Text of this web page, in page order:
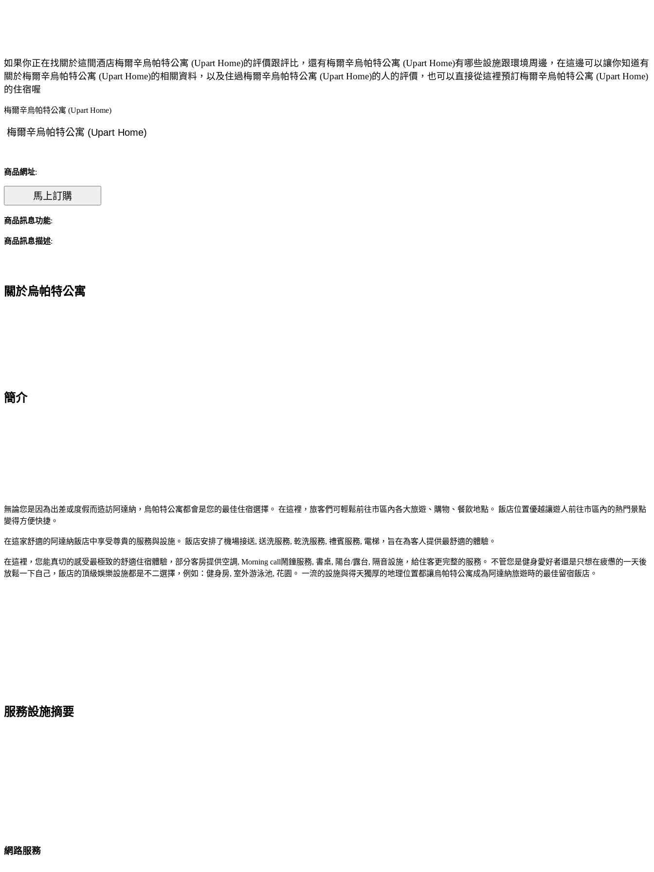
如果你正在找關於這間酒店梅爾辛烏帕特公寓 (Upart Home)的評價跟評比，還有梅爾辛烏帕特公寓 (Upart Home)有哪些設施跟環境周邊，在這邊可以讓你知道有
關於梅爾辛烏帕特公寓 (Upart Home)的相關資料，以及住過梅爾辛烏帕特公寓 (Upart Home)的人的評價，也可以直接從這裡預訂梅爾辛烏帕特公寓 (Upart Home)
的住宿喔
梅爾辛烏帕特公寓 (Upart Home)
商品網址:
商品訊息功能:
商品訊息描述:
關於烏帕特公寓
簡介
無論您是因為出差或度假而造訪阿達納，烏帕特公寓都會是您的最佳住宿選擇。 在這裡，旅客們可輕鬆前往市區內各大旅遊、購物、餐飲地點。 飯店位置優越讓遊人前往市區內的熱門景點
變得方便快捷。
在這家舒適的阿達納飯店中享受尊貴的服務與設施。 飯店安排了機場接送, 送洗服務, 乾洗服務, 禮賓服務, 電梯，旨在為客人提供最舒適的體驗。
在這裡，您能真切的感受最極致的舒適住宿體驗，部分客房提供空調, Morning call鬧鐘服務, 書桌, 陽台/露台, 隔音設施，給住客更完整的服務。 不管您是健身愛好者還是只想在疲憊的一天後
放鬆一下自己，飯店的頂級娛樂設施都是不二選擇，例如：健身房, 室外游泳池, 花園。 一流的設施與得天獨厚的地理位置都讓烏帕特公寓成為阿達納旅遊時的最佳留宿飯店。
服務設施摘要
網路服務